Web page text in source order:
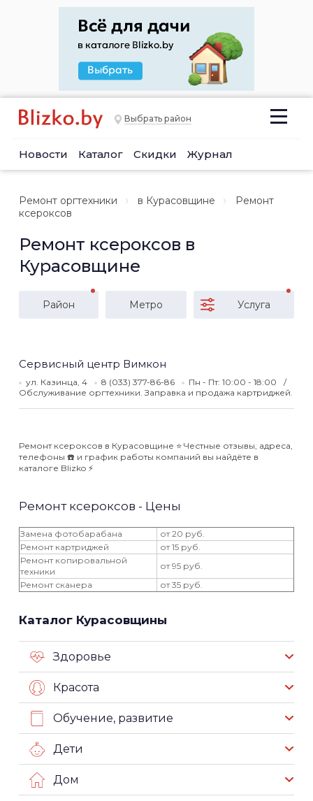
Выбрать район
Новости Каталог Скидки Журнал
Ремонт оргтехники в Курасовщине
Ремонт
ксероксов
Ремонт ксероксов в
Курасовщине
Район Метро Услуга
Сервисный центр Вимкон
ул. Казинца, 4 8 (033) 377-86-86
Пн - Пт: 10:00 - 18:00
Обслуживание оргтехники. Заправка и продажа картриджей.
Ремонт ксероксов в Курасовщине ⭐️ Честные отзывы, адреса,
телефоны ☎️ и график работы компаний вы найдёте в
каталоге Blizko ⚡️
Ремонт ксероксов - Цены
Замена фотобарабана
от 20 руб.
Ремонт картриджей
от 15 руб.
Ремонт копировальной
техники
от 95 руб.
Ремонт сканера
от 35 руб.
Каталог Курасовщины
Здоровье
Красота
Обучение, развитие
Дети
Дом